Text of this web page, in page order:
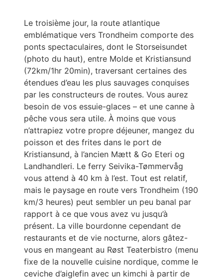
Le troisième jour, la route atlantique
emblématique vers Trondheim comporte des
ponts spectaculaires, dont le Storseisundet
(photo du haut), entre Molde et Kristiansund
(72km/1hr 20min), traversant certaines des
étendues d’eau les plus sauvages conquises
par les constructeurs de routes. Vous aurez
besoin de vos essuie-glaces – et une canne à
pêche vous sera utile. À moins que vous
n’attrapiez votre propre déjeuner, mangez du
poisson et des frites dans le port de
Kristiansund, à l’ancien Mætt & Go Eteri og
Landhandleri. Le ferry Seivika-Tømmervåg
vous attend à 40 km à l’est. Tout est relatif,
mais le paysage en route vers Trondheim (190
km/3 heures) peut sembler un peu banal par
rapport à ce que vous avez vu jusqu’à
présent. La ville bourdonne cependant de
restaurants et de vie nocturne, alors gâtez-
vous en mangeant au Røst Teaterbistro (menu
fixe de la nouvelle cuisine nordique, comme le
ceviche d’aiglefin avec un kimchi à partir de